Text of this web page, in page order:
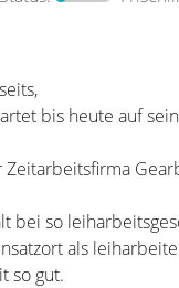
bis heute auf
Zeitarbeitsfirma
bei so
als
so gut.